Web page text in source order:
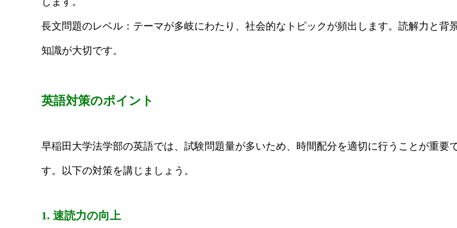
長文問題のレベル：テーマが多岐にわたり、社会的なトピックが頻出します。読解力と背
知識が大切です。
英語対策のポイント
早稲田大学法学部の英語では、試験問題量が多いため、時間配分を適切に行うことが重要
す。以下の対策を講じましょう。
1. 速読力の向上